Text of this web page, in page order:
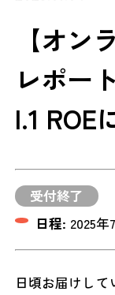
【オン
レポー
l.1 ROE
受付終了
日程: 2025年
日頃お届けして